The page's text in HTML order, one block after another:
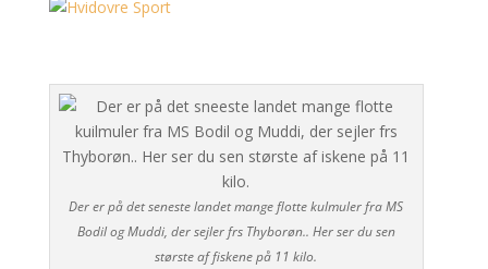
Der er på det seneste landet mange flotte kulmuler fra MS
Bodil og Muddi, der sejler frs Thyborøn.. Her ser du sen
største af fiskene på 11 kilo.